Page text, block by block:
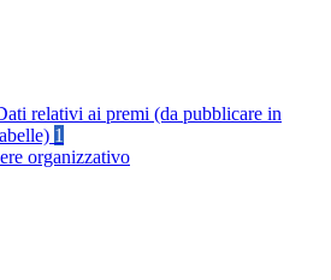
relativi ai premi (da pubblicare in
1
organizzativo